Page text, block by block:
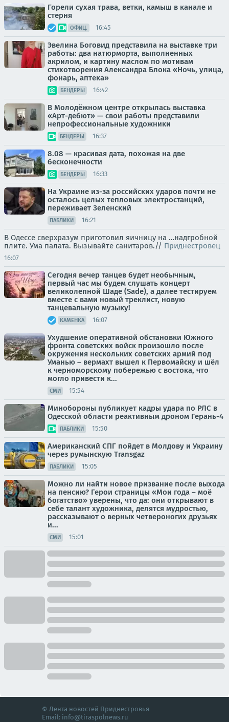
Горели сухая трава, ветки, камыш в канале и
стерня
ОФИЦ. 16:45
Эвелина Боговид представила на выставке три
работы: два натюрморта, выполненных
акрилом, и картину маслом по мотивам
стихотворения Александра Блока «Ночь, улица,
фонарь, аптека»
БЕНДЕРЫ 16:42
В Молодёжном центре открылась выставка
«Арт-дебют» — свои работы представили
непрофессиональные художники
БЕНДЕРЫ 16:37
8.08 — красивая дата, похожая на две
бесконечности
БЕНДЕРЫ 16:33
На Украине из-за российских ударов почти не
осталось целых тепловых электростанций,
переживает Зеленский
ПАБЛИКИ 16:21
В Одессе сверхразум приготовил яичницу на …надгробной
плите. Ума палата. Вызывайте санитаров.// Приднестровец
16:07
Сегодня вечер танцев будет необычным,
первый час мы будем слушать концерт
великолепной Шаде (Sade), а далее тестируем
вместе с вами новый треклист, новую
танцевальную музыку!
КАМЕНКА 16:07
Ухудшение оперативной обстановки Южного
фронта советских войск произошло после
окружения нескольких советских армий под
Уманью – вермахт вышел к Первомайску и шёл
к черноморскому побережью с востока, что
могло привести к...
СМИ 15:54
Минобороны публикует кадры удара по РЛС в
Одесской области реактивным дроном Герань-4
ПАБЛИКИ 15:50
Американский СПГ пойдет в Молдову и Украину
через румынскую Transgaz
ПАБЛИКИ 15:05
Можно ли найти новое призвание после выхода
на пенсию? Герои страницы «Мои года – моё
богатство» уверены, что да: они открывают в
себе талант художника, делятся мудростью,
рассказывают о верных четвероногих друзьях
и...
СМИ 15:01
© Лента новостей Приднестровья
Email: info@tiraspolnews.ru